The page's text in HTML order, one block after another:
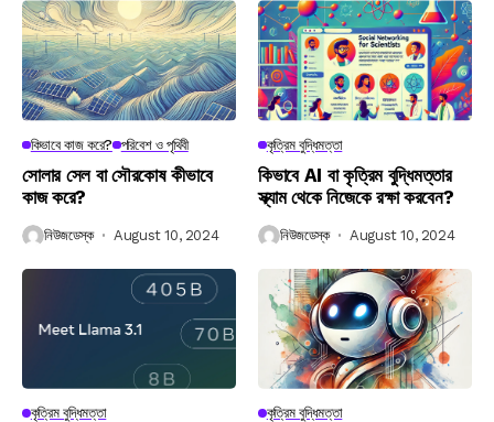
কিভাবে কাজ করে? পরিবেশ ও পৃথিবী
সোলার সেল বা সৌরকোষ কীভাবে
কাজ করে?
নিউজডেস্ক August 10, 2024
কৃত্রিম বুদ্ধিমত্তা
কিভাবে AI বা কৃত্রিম বুদ্ধিমত্তার
স্ক্যাম থেকে নিজেকে রক্ষা করবেন?
নিউজডেস্ক August 10, 2024
কৃত্রিম বুদ্ধিমত্তা কৃত্রিম বুদ্ধিমত্তা